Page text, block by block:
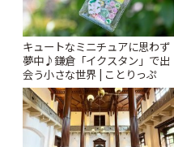
キュートなミニチュアに思わず
夢中♪鎌倉「イクスタン」で出
会う小さな世界 | ことりっぷ